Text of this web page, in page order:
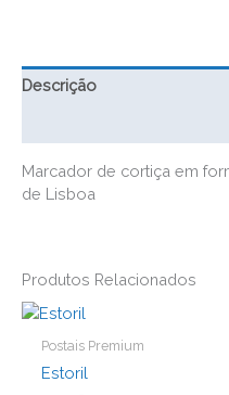
Descrição
Marcador de cortiça em
de Lisboa
Produtos Relacionados
Postais Premium
Estoril